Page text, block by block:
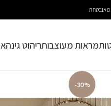
מאובטחת
מראות מעוצבותריהוט גינה
-30%